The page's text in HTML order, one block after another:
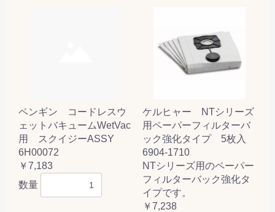
ペンギン コードレスウ
ェットバキュームWetVac
用 スクイジーASSY
6H00072
￥7,183
数量
ケルヒャー NTシリーズ
用ペーパーフィルターバ
ック強化タイプ 5枚入
6904-1710
NTシリーズ用のペーパー
フィルターバック強化タ
イプです。
￥7,238